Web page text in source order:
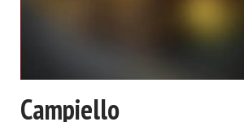
Campiello